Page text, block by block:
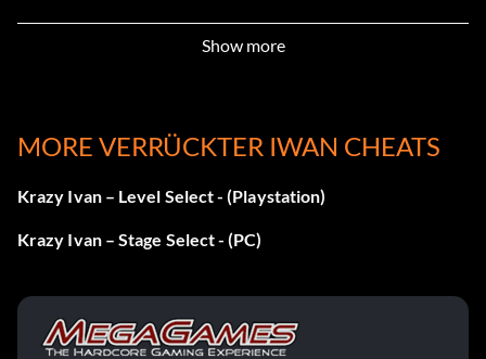
Show more
MORE VERRÜCKTER IWAN CHEATS
Krazy Ivan – Level Select - (Playstation)
Krazy Ivan – Stage Select - (PC)